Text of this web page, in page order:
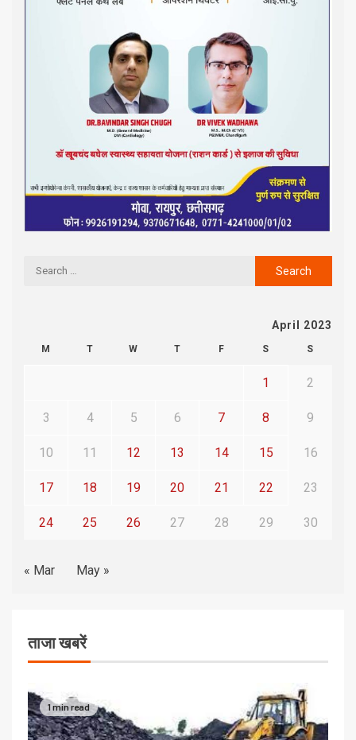
April 2023
M T W T F S S
1 2
3 4 5 6 7 8 9
10 11 12 13 14 15 16
17 18 19 20 21 22 23
24 25 26 27 28 29 30
« Mar May »
ताजा खबरें
1 min read